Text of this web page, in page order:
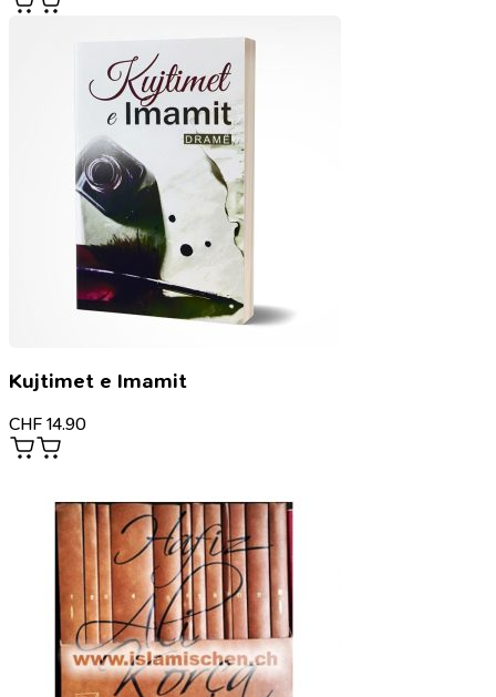
Kujtimet e Imamit
CHF 14.90